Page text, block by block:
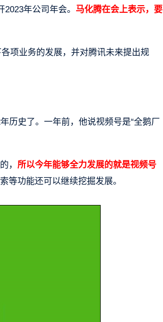
年公司年会。 马化腾在会上表示，要
项业务的发展，并对腾讯未来提出规
历史了。一年前，他说视频号是“全鹅厂
， 所以今年能够全力发展的就是视频号
等功能还可以继续挖掘发展。